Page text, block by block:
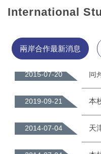
International
兩岸合作最新消息
2014-08-07